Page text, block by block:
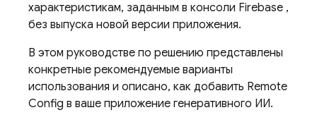
характеристикам, заданным в консоли Firebase ,
без выпуска новой версии приложения.
В этом руководстве по решению представлены
конкретные рекомендуемые варианты
использования и описано, как добавить Remote
Config в ваше приложение генеративного ИИ.